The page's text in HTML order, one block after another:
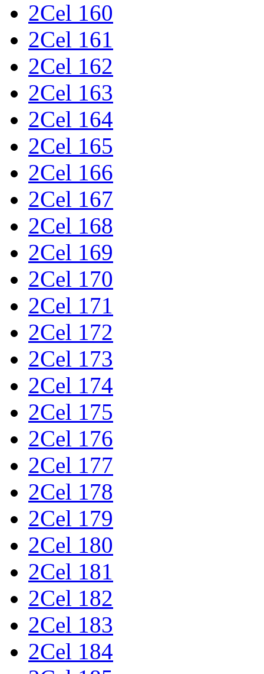
2Cel 160
2Cel 161
2Cel 162
2Cel 163
2Cel 164
2Cel 165
2Cel 166
2Cel 167
2Cel 168
2Cel 169
2Cel 170
2Cel 171
2Cel 172
2Cel 173
2Cel 174
2Cel 175
2Cel 176
2Cel 177
2Cel 178
2Cel 179
2Cel 180
2Cel 181
2Cel 182
2Cel 183
2Cel 184